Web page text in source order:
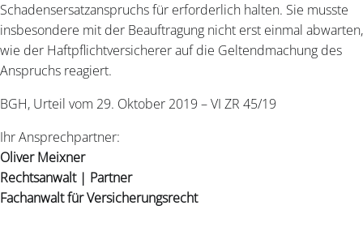
Schadensersatzanspruchs für erforderlich halten. Sie musste
insbesondere mit der Beauftragung nicht erst einmal abwarten,
wie der Haftpflichtversicherer auf die Geltendmachung des
Anspruchs reagiert.
BGH, Urteil vom 29. Oktober 2019 – VI ZR 45/19
Ihr Ansprechpartner:
Oliver Meixner
Rechtsanwalt | Partner
Fachanwalt für Versicherungsrecht